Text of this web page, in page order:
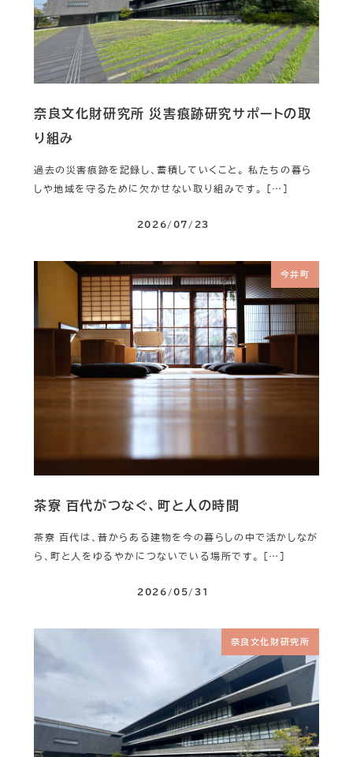
奈良文化財研究所 災害痕跡研究サポートの取
り組み
過去の災害痕跡を記録し、蓄積していくこと。 私たちの暮ら
しや地域を守るために欠かせない取り組みです。 […]
2026/07/23
今井町
茶寮 百代がつなぐ、町と人の時間
茶寮 百代は、昔からある建物を今の暮らしの中で活かしなが
ら、町と人をゆるやかにつないでいる場所です。 […]
2026/05/31
奈良文化財研究所